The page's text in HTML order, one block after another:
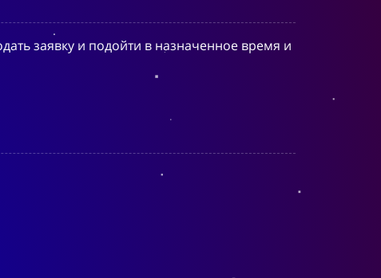
заявку и подойти в назначенное время и